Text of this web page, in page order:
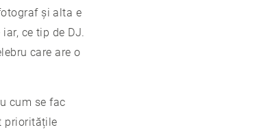
și alta e
ce tip de DJ.
care are o
cum se fac
prioritățile